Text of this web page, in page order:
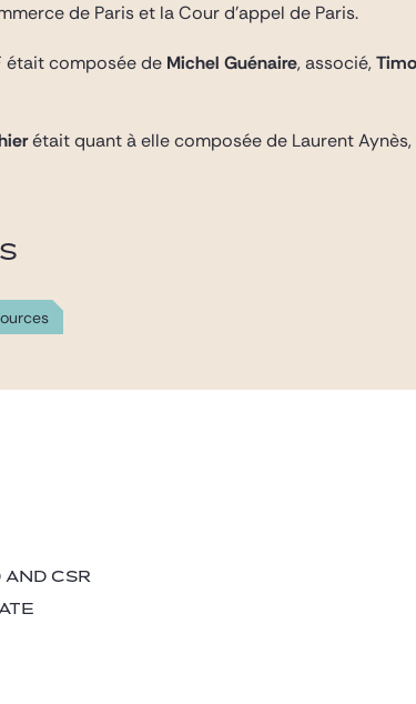
de Paris et la Cour d’appel de Paris.
était composée de Michel Guénaire, associé,
était quant à elle composée de Laurent
AND CSR